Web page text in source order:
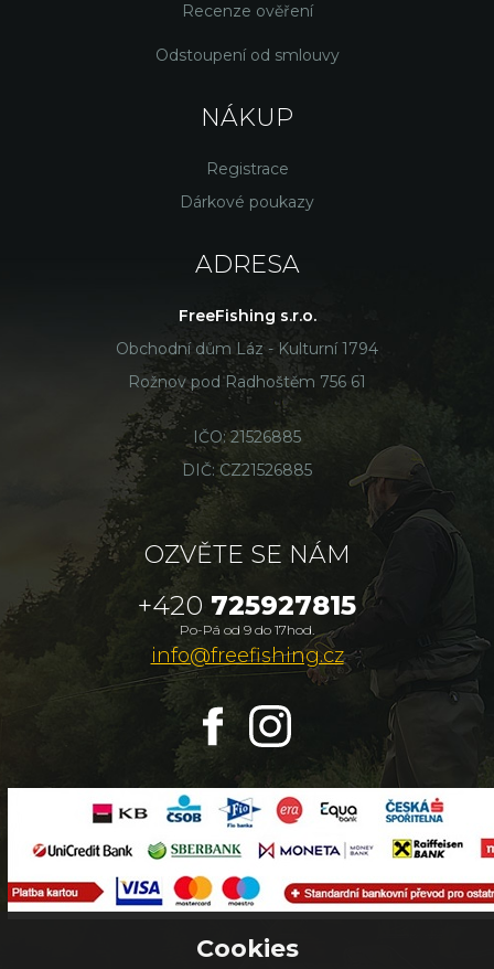
Recenze ověření
Odstoupení od smlouvy
NÁKUP
Registrace
Dárkové poukazy
ADRESA
FreeFishing s.r.o.
Obchodní dům Láz - Kulturní 1794
Rožnov pod Radhoštěm 756 61
IČO: 21526885
DIČ: CZ21526885
OZVĚTE SE NÁM
+420 725927815
Po-Pá od 9 do 17hod.
info@freefishing.cz
Cookies